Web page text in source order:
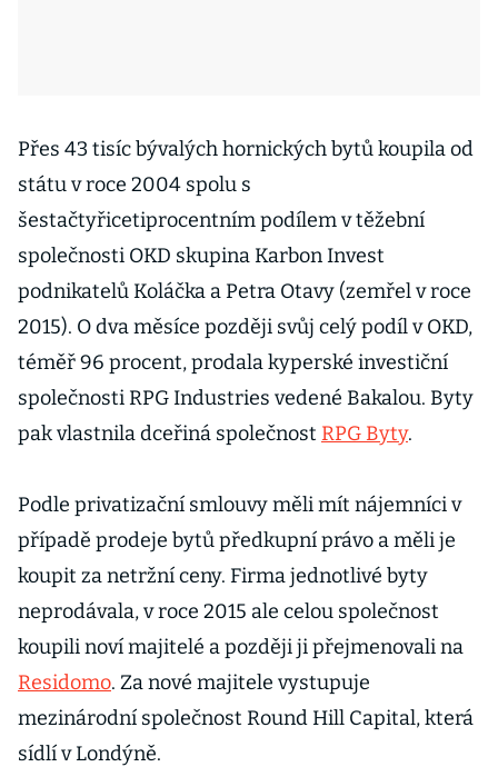
Přes 43 tisíc bývalých hornických bytů koupila od
státu v roce 2004 spolu s
šestačtyřicetiprocentním podílem v těžební
společnosti OKD skupina Karbon Invest
podnikatelů Koláčka a Petra Otavy (zemřel v roce
2015). O dva měsíce později svůj celý podíl v OKD,
téměř 96 procent, prodala kyperské investiční
společnosti RPG Industries vedené Bakalou. Byty
pak vlastnila dceřiná společnost RPG Byty.
Podle privatizační smlouvy měli mít nájemníci v
případě prodeje bytů předkupní právo a měli je
koupit za netržní ceny. Firma jednotlivé byty
neprodávala, v roce 2015 ale celou společnost
koupili noví majitelé a později ji přejmenovali na
Residomo. Za nové majitele vystupuje
mezinárodní společnost Round Hill Capital, která
sídlí v Londýně.